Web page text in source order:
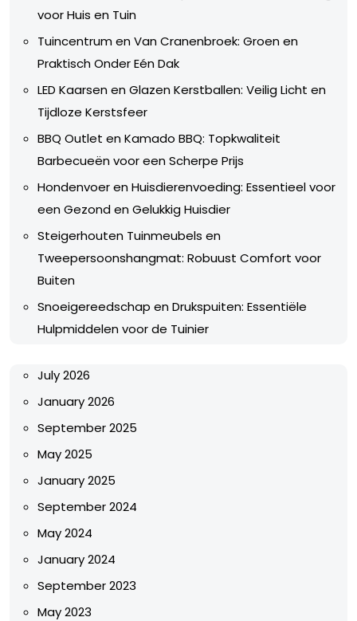
voor Huis en Tuin
Tuincentrum en Van Cranenbroek: Groen en
Praktisch Onder Eén Dak
LED Kaarsen en Glazen Kerstballen: Veilig Licht en
Tijdloze Kerstsfeer
BBQ Outlet en Kamado BBQ: Topkwaliteit
Barbecueën voor een Scherpe Prijs
Hondenvoer en Huisdierenvoeding: Essentieel voor
een Gezond en Gelukkig Huisdier
Steigerhouten Tuinmeubels en
Tweepersoonshangmat: Robuust Comfort voor
Buiten
Snoeigereedschap en Drukspuiten: Essentiële
Hulpmiddelen voor de Tuinier
July 2026
January 2026
September 2025
May 2025
January 2025
September 2024
May 2024
January 2024
September 2023
May 2023